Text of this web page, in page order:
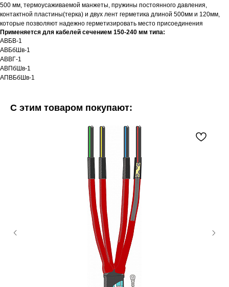
500 мм, термоусаживаемой манжеты, пружины постоянного давления,
контактной пластины(терка) и двух лент герметика длиной 500мм и 120мм,
которые позволяют надежно герметизировать место присоединения
Применяется для кабелей сечением 150-240 мм типа:
АВБВ-1
АВБбШв-1
АВВГ-1
АВПбШв-1
АПВБбШв-1
С этим товаром покупают: